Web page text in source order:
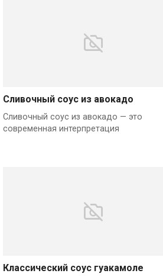
Сливочный соус из авокадо
Сливочный соус из авокадо — это
современная интерпретация
Классический соус гуакамоле